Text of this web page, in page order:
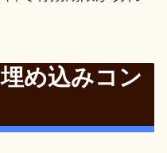
め込みコン